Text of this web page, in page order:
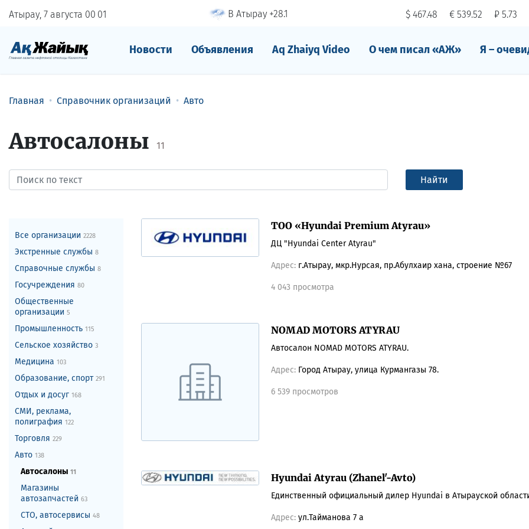
Атырау, 7 августа 00 01 В Атырау +28.1 $ 467.48 € 539.52 ₽ 5.73
Новости Объявления Aq Zhaiyq Video О чем писал «АЖ» Я –
Главная Справочник организаций Авто
Автосалоны 11
Найти
Все организации 2228
Экстренные службы 8
Справочные службы 8
Госучреждения 80
Общественные
организации 5
Промышленность 115
Сельское хозяйство 3
Медицина 103
Образование, спорт 291
Отдых и досуг 168
СМИ, реклама,
полиграфия 122
Торговля 229
Авто 138
Автосалоны 11
Магазины
автозапчастей 63
СТО, автосервисы 48
ТОО «Hyundai Premium Atyrau»
ДЦ "Hyundai Center Atyrau"
Адрес: г.Атырау, мкр.Нурсая, пр.Абулхаир хана, строение №67
4 043 просмотра
NOMAD MOTORS ATYRAU
Автосалон NOMAD MOTORS ATYRAU.
Адрес: Город Атырау, улица Курмангазы 78.
6 539 просмотров
Hyundai Atyrau (Zhanel'-Avto)
Единственный официальный дилер Hyundai в Атырауской
Адрес: ул.Тайманова 7 а